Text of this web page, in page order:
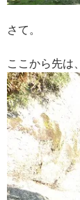
さて。
ここから先は